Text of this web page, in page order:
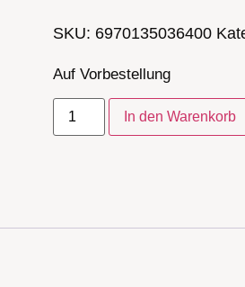
SKU: 6970135036400
Auf Vorbestellung
In den Warenkorb